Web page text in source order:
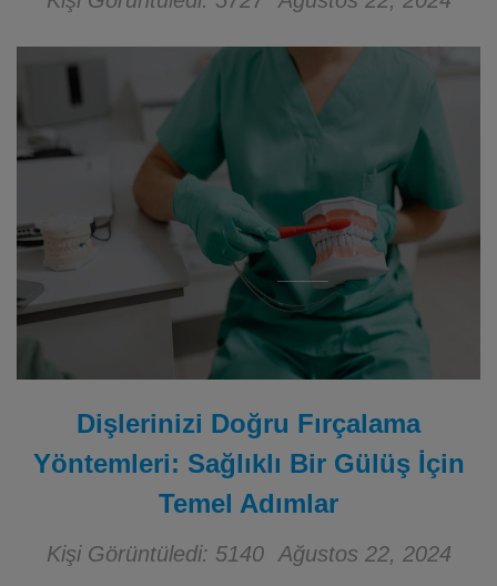
Dişlerinizi Doğru Fırçalama
Yöntemleri: Sağlıklı Bir Gülüş İçin
Temel Adımlar
Kişi Görüntüledi: 5140 Ağustos 22, 2024